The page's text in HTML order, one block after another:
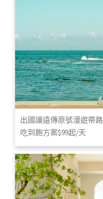
出國讓遠傳原號漫遊帶
吃到飽方案$99起/天